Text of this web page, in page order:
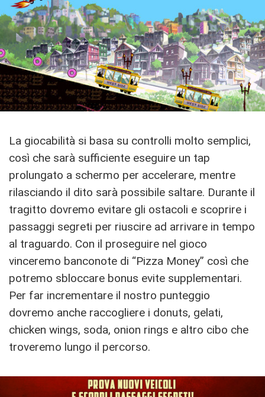
La giocabilità si basa su controlli molto semplici,
così che sarà sufficiente eseguire un tap
prolungato a schermo per accelerare, mentre
rilasciando il dito sarà possibile saltare. Durante il
tragitto dovremo evitare gli ostacoli e scoprire i
passaggi segreti per riuscire ad arrivare in tempo
al traguardo. Con il proseguire nel gioco
vinceremo banconote di “Pizza Money” così che
potremo sbloccare bonus evite supplementari.
Per far incrementare il nostro punteggio
dovremo anche raccogliere i donuts, gelati,
chicken wings, soda, onion rings e altro cibo che
troveremo lungo il percorso.